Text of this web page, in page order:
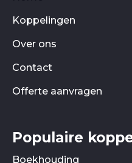
Koppelingen
Over ons
Contact
Offerte aanvragen
Populaire
Boekhouding